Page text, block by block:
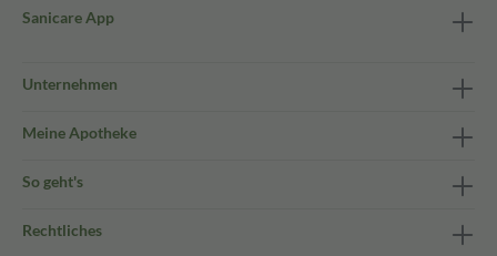
Sanicare App
Unternehmen
Meine Apotheke
So geht's
Rechtliches